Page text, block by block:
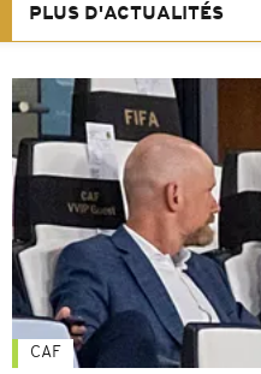
PLUS D'ACTUALITÉS
CAF